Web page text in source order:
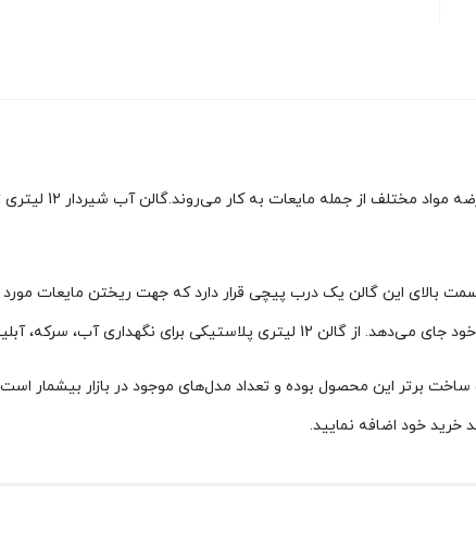
عرقیجات و سموم کشاورزی استفاده می‌گردد.
برتر این محصول بوده و تعداد مدل‌های موجود در بازار بیشمار
خرید خود اضافه نمایید.